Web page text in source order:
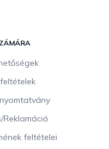
feltételei